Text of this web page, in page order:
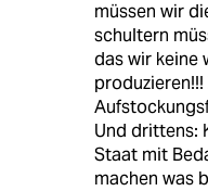
müssen wir
schultern
das wir keine
Und drittens:
Staat mit
machen was